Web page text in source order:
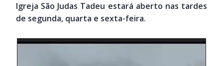
Igreja São Judas Tadeu estará aberto nas tardes
de segunda, quarta e sexta-feira.
Tocador